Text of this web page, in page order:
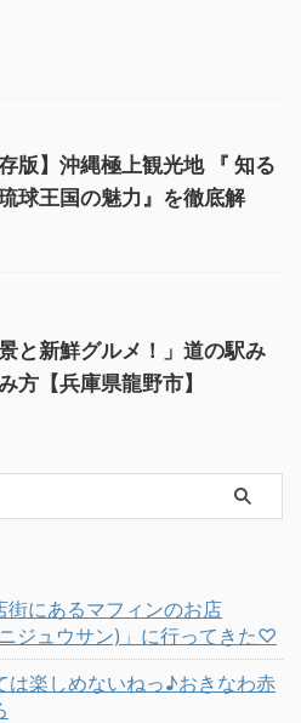
存版】沖縄極上観光地 『 知る
球王国の魅力』を徹底解
景と新鮮グルメ！」道の駅み
方【兵庫県龍野市】
にあるマフィンのお店
ジュウサン)」に行ってきた♡
楽しめないねっ♪おきなわ赤